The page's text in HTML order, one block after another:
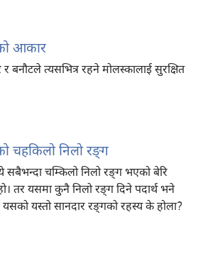
आकार
बनौटले त्यसभित्र रहने मोलस्कालाई सुरक्षित
चहकिलो निलो रङ्‌ग
सबैभन्दा चम्किलो निलो रङ्‌ग भएको बेरि
तर यसमा कुनै निलो रङ्‌ग दिने पदार्थ भने
यस्तो सानदार रङ्‌गको रहस्य के होला?